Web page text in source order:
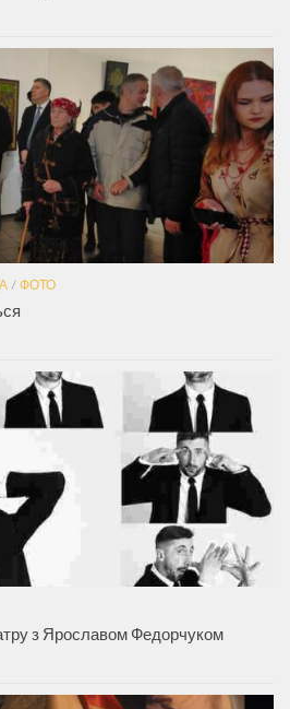
/ ФОТО
з Ярославом Федорчуком